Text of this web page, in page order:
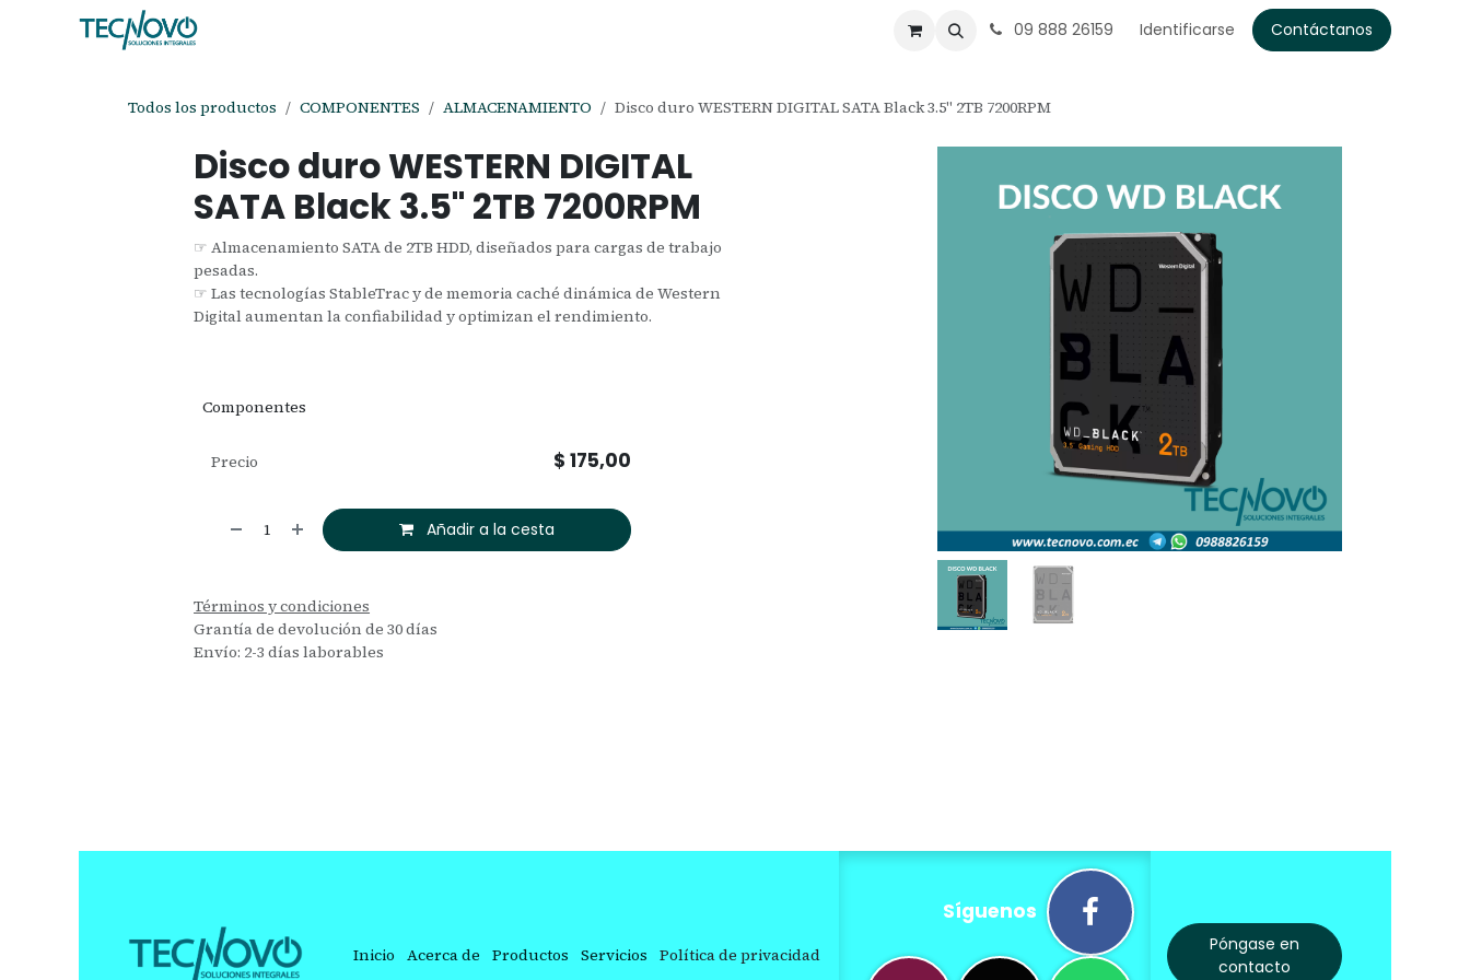
09 888 26159 Identificarse Contáctanos
Todos los productos COMPONENTES ALMACENAMIENTO Disco duro WESTERN DIGITAL SATA Black 3.5" 2TB 7200RPM
Disco duro WESTERN DIGITAL
SATA Black 3.5" 2TB 7200RPM
☞ Almacenamiento SATA de 2TB HDD, diseñados para cargas de trabajo
pesadas.
☞ Las tecnologías StableTrac y de memoria caché dinámica de Western
Digital aumentan la confiabilidad y optimizan el rendimiento.
Componentes
Añadir a la cesta
Precio $175,00
Términos y condiciones
Grantía de devolución de 30 días
Envío: 2-3 días laborables
Inicio Acerca de Productos Servicios Política de privacidad
Síguenos
Póngase en
contacto